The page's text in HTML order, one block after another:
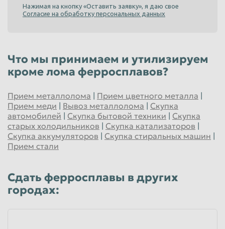
Юридические лица
до 100 руб/кг
Физические лица
до 100 руб/кг
Юридические лица
Феррохром Фх-025
до 165 руб/кг
Юридические лица
Нажимая на кнопку «Оставить заявку», я даю свое
Согласие на обработку персональных данных
Что мы принимаем и утилизируем
кроме лома ферросплавов?
Прием металлолома | Прием цветного металла |
Прием меди | Вывоз металлолома | Скупка
автомобилей | Скупка бытовой техники | Скупка
старых холодильников | Скупка катализаторов |
Скупка аккумуляторов | Скупка стиральных машин |
Прием стали
Сдать ферросплавы в других
городах: